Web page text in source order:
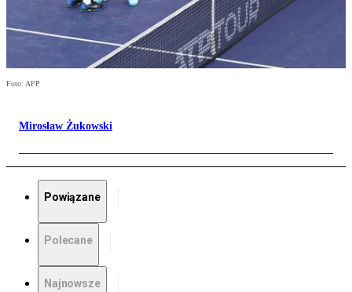
Foto: AFP
Mirosław Żukowski
Powiązane
Polecane
Najnowsze